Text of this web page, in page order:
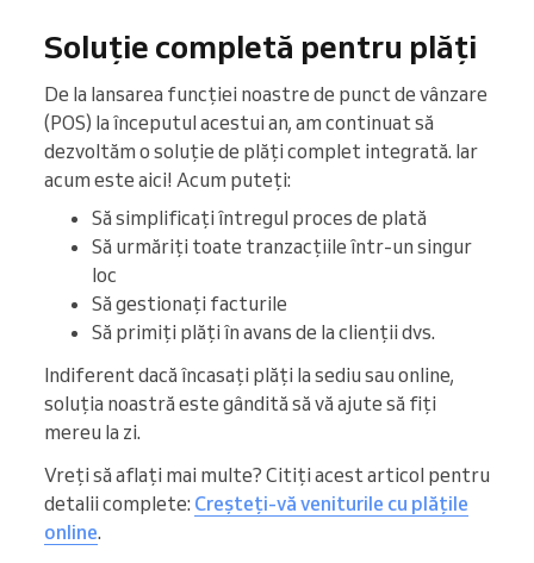
Soluție completă pentru plăți
De la lansarea funcției noastre de punct de vânzare
(POS) la începutul acestui an, am continuat să
dezvoltăm o soluție de plăți complet integrată. Iar
acum este aici! Acum puteți:
Să simplificați întregul proces de plată
Să urmăriți toate tranzacțiile într-un singur
loc
Să gestionați facturile
Să primiți plăți în avans de la clienții dvs.
Indiferent dacă încasați plăți la sediu sau online,
soluția noastră este gândită să vă ajute să fiți
mereu la zi.
Vreți să aflați mai multe? Citiți acest articol pentru
detalii complete: Creșteți-vă veniturile cu plățile
online.